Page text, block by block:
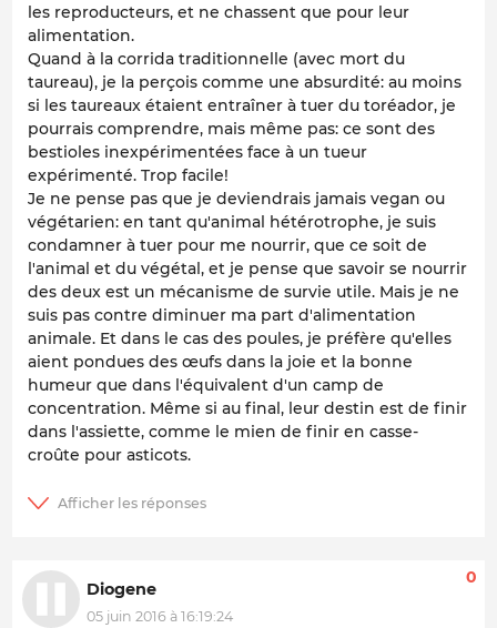
les reproducteurs, et ne chassent que pour leur
alimentation.
Quand à la corrida traditionnelle (avec mort du
taureau), je la perçois comme une absurdité: au moins
si les taureaux étaient entraîner à tuer du toréador, je
pourrais comprendre, mais même pas: ce sont des
bestioles inexpérimentées face à un tueur
expérimenté. Trop facile!
Je ne pense pas que je deviendrais jamais vegan ou
végétarien: en tant qu'animal hétérotrophe, je suis
condamner à tuer pour me nourrir, que ce soit de
l'animal et du végétal, et je pense que savoir se nourrir
des deux est un mécanisme de survie utile. Mais je ne
suis pas contre diminuer ma part d'alimentation
animale. Et dans le cas des poules, je préfère qu'elles
aient pondues des œufs dans la joie et la bonne
humeur que dans l'équivalent d'un camp de
concentration. Même si au final, leur destin est de finir
dans l'assiette, comme le mien de finir en casse-
croûte pour asticots.
Diogene
05 juin 2016 à 16:19:24
0